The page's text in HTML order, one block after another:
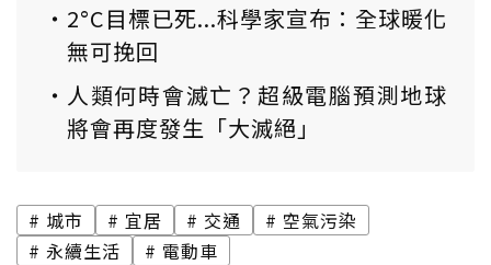
2°C目標已死...科學家宣布：全球暖化
無可挽回
人類何時會滅亡？超級電腦預測地球
將會再度發生「大滅絕」
城市 宜居 交通
空氣污染
永續生活
電動車